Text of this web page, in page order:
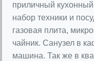
приличный
набор техники и
газовая плита,
чайник. Санузел в
машина. Так же в